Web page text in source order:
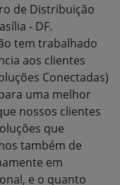
de Distribuição
- DF.
tem trabalhado
aos clientes
Conectadas)
uma melhor
nossos clientes
que
também de
em
e o quanto